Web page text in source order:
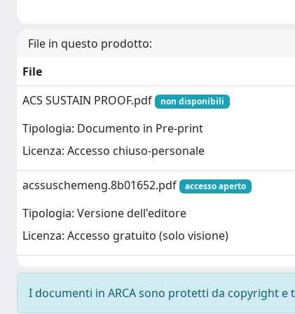
File in questo prodotto:
File
ACS SUSTAIN PROOF.pdf
non disponibili
Tipologia: Documento in Pre-print
Licenza: Accesso chiuso-personale
acssuschemeng.8b01652.pdf accesso aperto
Tipologia: Versione dell'editore
Licenza: Accesso gratuito (solo visione)
I documenti in ARCA sono protetti da copyright